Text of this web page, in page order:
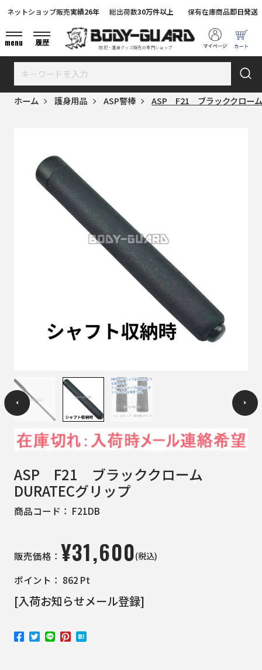
防犯・護身グッズ販売の専門ショップ
ネットショップ販売実績26年 総出荷数30万件以上 保有在庫商品即日発送
menu 履歴
ホーム 護身用品 ASP警棒 ASP F21 ブラッククロー
ASP F21 ブラッククローム
DURATECグリップ
商品コード： F21DB
販売価格： ¥31,600(税込)
ポイント： 862 Pt
[入荷お知らせメール登録]